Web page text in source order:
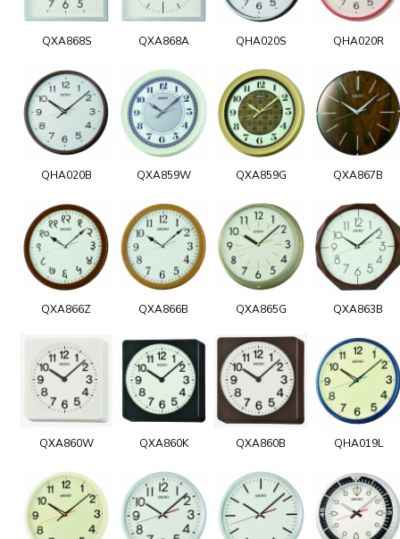
QXA868S QXA868A QHA020S QHA020R
QHA020B QXA859W QXA859G QXA867B
QXA866Z QXA866B QXA865G QXA863B
QXA860W QXA860K QXA860B QHA019L